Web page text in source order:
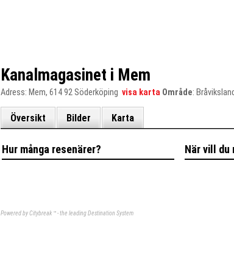
Kanalmagasinet i Mem
Adress: Mem, 614 92 Söderköping visa karta Område:
Översikt Bilder Karta
Hur många resenärer? När vill du
Powered by Citybreak ™ - the leading Destination System